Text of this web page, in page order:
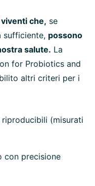
che, se
sufficiente, possono
salute. La
for Probiotics and
altri criteri per i
(misurati
con precisione